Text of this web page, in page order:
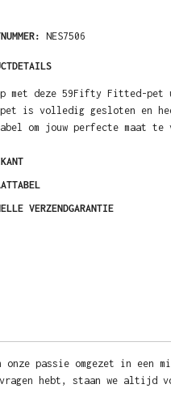
NES7506
met deze 59Fifty Fitted-
pet is volledig gesloten en
om jouw perfecte maat te
VERZENDGARANTIE
passie omgezet in een
hebt, staan we altijd